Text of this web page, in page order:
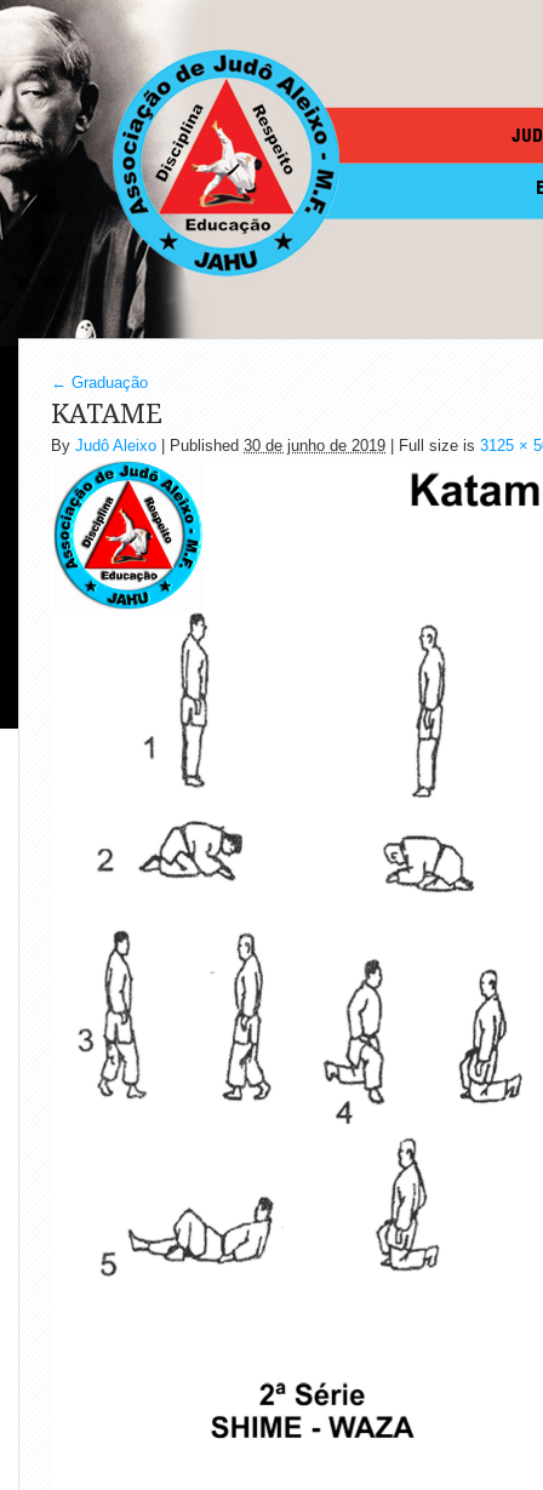
← Graduação
KATAME
By Judô Aleixo Published 30 de junho de 2019 | Full size is 3125 ×